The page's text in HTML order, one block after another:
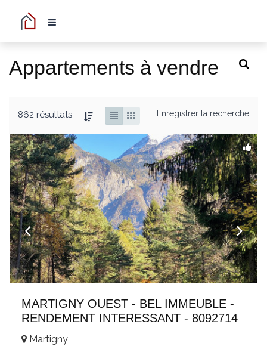
Appartements à vendre
862 résultats Enregistrer la recherche
MARTIGNY OUEST - BEL IMMEUBLE -
RENDEMENT INTERESSANT - 8092714
Martigny